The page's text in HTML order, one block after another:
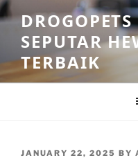
Skip
to
contentSEPUTAR
TERBAIK
POSTED
JANUARY 22, 2025 BY